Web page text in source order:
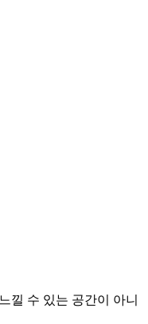
낄 수 있는 공간이 아니